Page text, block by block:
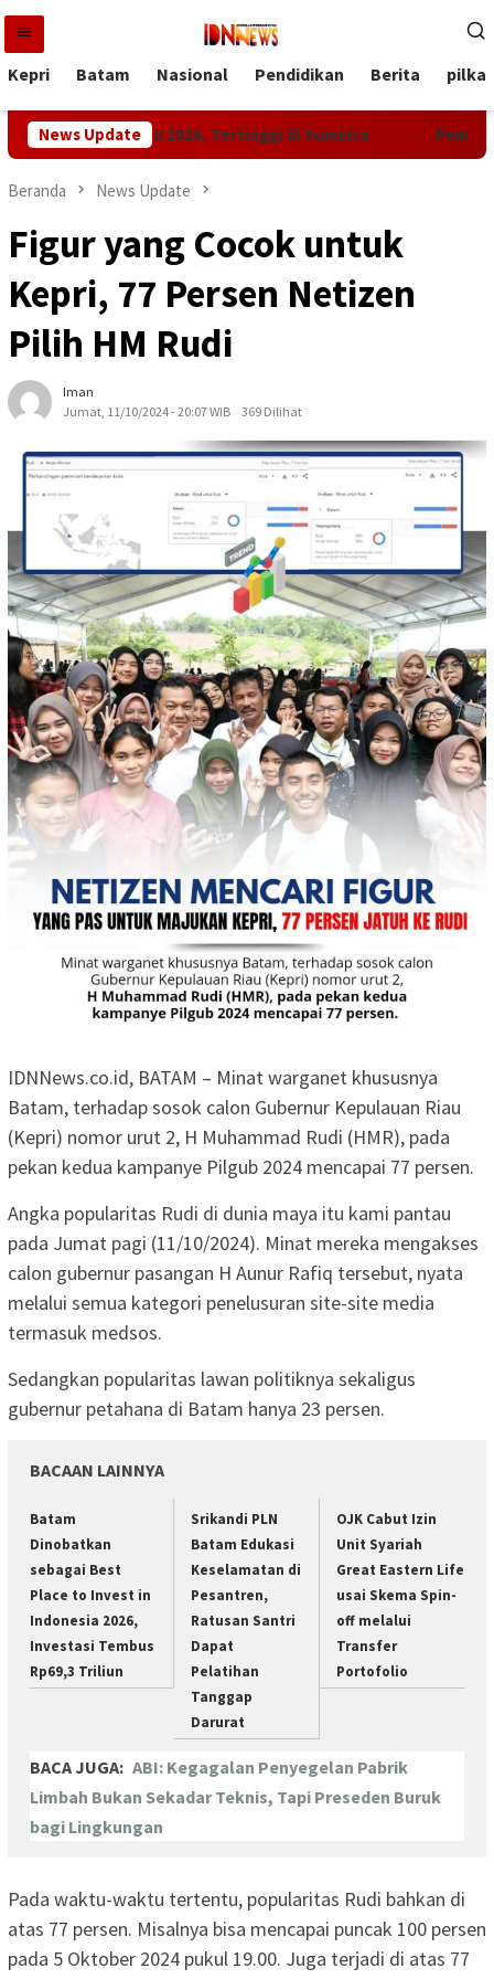
Loncat
konten
Kepri Batam Nasional Pendidikan Berita
News Update
Triwulan II 2026, Tertinggi di Sumatra Pemprov
Beranda News Update
Figur yang Cocok untuk
Kepri, 77 Persen Netizen
Pilih HM Rudi
Iman
Jumat, 11/10/2024 - 20:07 WIB
369 Dilihat
IDNNews.co.id, BATAM – Minat warganet khususnya
Batam, terhadap sosok calon Gubernur Kepulauan Riau
(Kepri) nomor urut 2, H Muhammad Rudi (HMR), pada
pekan kedua kampanye Pilgub 2024 mencapai 77 persen.
Angka popularitas Rudi di dunia maya itu kami pantau
pada Jumat pagi (11/10/2024). Minat mereka mengakses
calon gubernur pasangan H Aunur Rafiq tersebut, nyata
melalui semua kategori penelusuran site-site media
termasuk medsos.
Sedangkan popularitas lawan politiknya sekaligus
gubernur petahana di Batam hanya 23 persen.
BACAAN LAINNYA
Batam
Dinobatkan
sebagai Best
Place to Invest in
Indonesia 2026,
Investasi Tembus
Rp69,3 Triliun
Srikandi PLN
Batam Edukasi
Keselamatan di
Pesantren,
Ratusan Santri
Dapat
Pelatihan
Tanggap
Darurat
OJK Cabut Izin
Unit Syariah
Great Eastern Life
usai Skema Spin-
off melalui
Transfer
Portofolio
BACA JUGA: ABI: Kegagalan Penyegelan Pabrik
Limbah Bukan Sekadar Teknis, Tapi Preseden Buruk
bagi Lingkungan
Pada waktu-waktu tertentu, popularitas Rudi bahkan di
atas 77 persen. Misalnya bisa mencapai puncak 100 persen
pada 5 Oktober 2024 pukul 19.00. Juga terjadi di atas 77